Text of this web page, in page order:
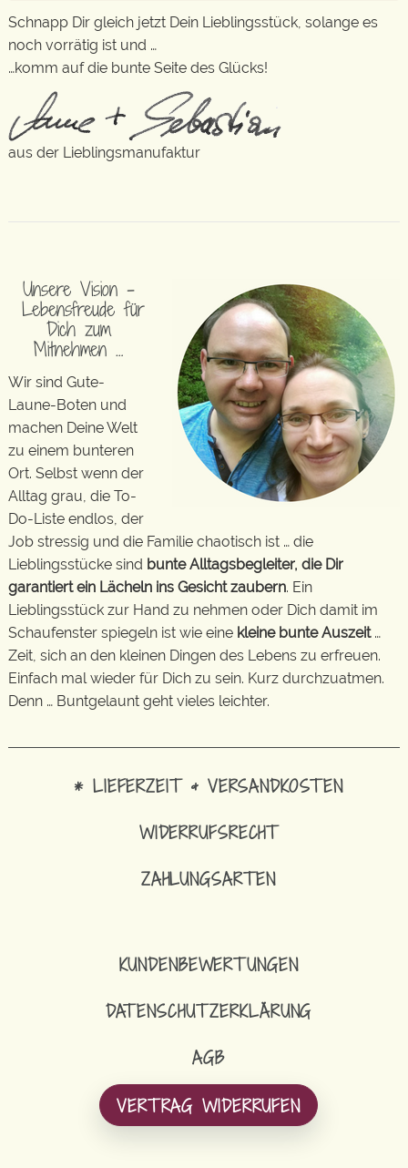
Schnapp Dir gleich jetzt Dein Lieblingsstück, solange es
noch vorrätig ist und …
…komm auf die bunte Seite des Glücks!
aus der Lieblingsmanufaktur
Unsere Vision –
Lebensfreude für
Dich zum
Mitnehmen …
Wir sind Gute-
Laune-Boten und
machen Deine Welt
zu einem bunteren
Ort. Selbst wenn der
Alltag grau, die To-
Do-Liste endlos, der
Job stressig und die Familie chaotisch ist … die
Lieblingsstücke sind bunte Alltagsbegleiter, die Dir
garantiert ein Lächeln ins Gesicht zaubern. Ein
Lieblingsstück zur Hand zu nehmen oder Dich damit im
Schaufenster spiegeln ist wie eine kleine bunte Auszeit…
Zeit, sich an den kleinen Dingen des Lebens zu erfreuen.
Einfach mal wieder für Dich zu sein. Kurz durchzuatmen.
Denn … Buntgelaunt geht vieles leichter.
* LIEFERZEIT & VERSANDKOSTEN
WIDERRUFSRECHT
ZAHLUNGSARTEN
KUNDENBEWERTUNGEN
DATENSCHUTZERKLÄRUNG
AGB
VERTRAG WIDERRUFEN